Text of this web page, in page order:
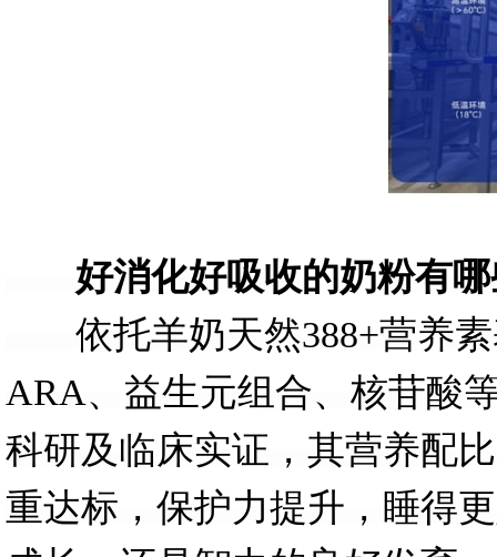
好消化好吸收的奶粉有哪
依托羊奶天然388+营养素
ARA、益生元组合、核苷酸
科研及临床实证，其营养配
重达标，保护力提升，睡得